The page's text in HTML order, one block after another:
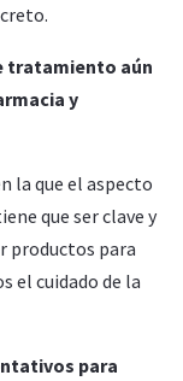
tratamiento aún
y
la que el aspecto
que ser clave y
productos para
el cuidado de la
para